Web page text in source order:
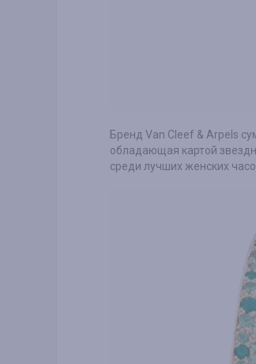
Бренд Van Cleef & Arpels
обладающая картой
среди лучших женских